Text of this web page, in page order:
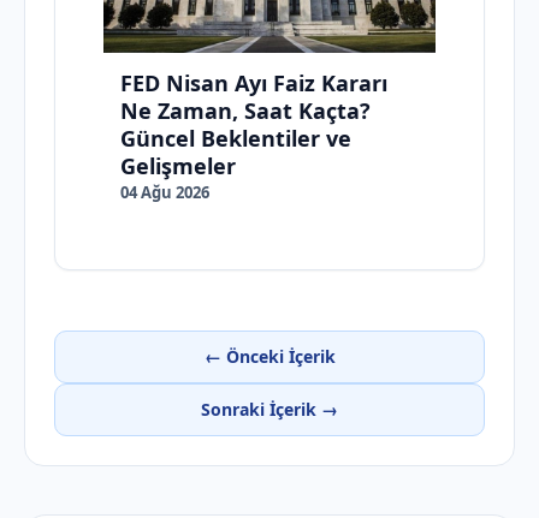
FED Nisan Ayı Faiz Kararı
Ne Zaman, Saat Kaçta?
Güncel Beklentiler ve
Gelişmeler
04 Ağu 2026
← Önceki İçerik
Sonraki İçerik →